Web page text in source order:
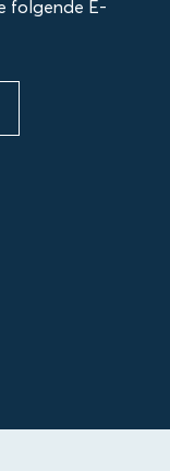
folgende E-